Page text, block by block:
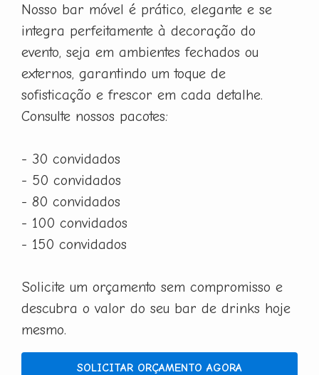
Nosso bar móvel é prático, elegante e se
integra perfeitamente à decoração do
evento, seja em ambientes fechados ou
externos, garantindo um toque de
sofisticação e frescor em cada detalhe.
Consulte nossos pacotes:
- 30 convidados
- 50 convidados
- 80 convidados
- 100 convidados
- 150 convidados
Solicite um orçamento sem compromisso e
descubra o valor do seu bar de drinks hoje
mesmo.
SOLICITAR ORÇAMENTO AGORA